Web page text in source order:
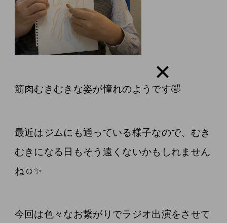
筋肉むきむきな姿が憧れのようです🤣
最近はジムにも通っている様子なので、むき
むきになる日もそう遠くないかもしれません
ね☺️✨
今回は色々なお繋がりでラジオ出演をさせて